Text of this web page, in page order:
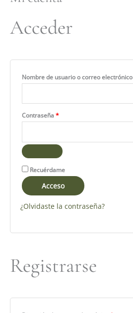
Acceder
Nombre de usuario o correo electrónico
Contraseña*
Recuérdame
Acceso
¿Olvidaste la contraseña?
Registrarse